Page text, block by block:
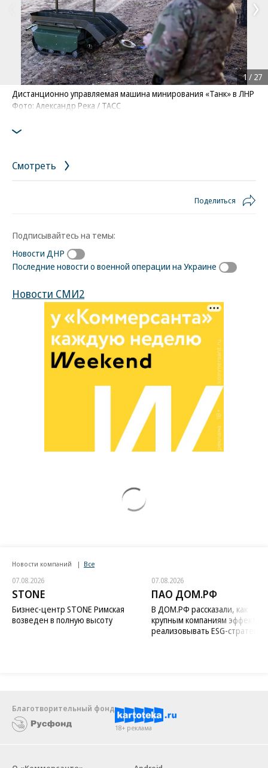
Дистанционно управляемая машина минирования «Танк» в ЛНР
Фото: Александр Река / ТАСС
1/ 27
Смотреть
Поделиться
Подписывайтесь на темы:
Новости ДНР
Последние новости о военной операции на Украине
Новости СМИ2
Новости компаний Все
07.08.2026
STONE
Бизнес-центр STONE Римская
возведен в полную высоту
07.08.2026
ПАО ДОМ.РФ
В ДОМ.РФ рассказали, как
крупным компаниям
реализовывать ESG-стратегию
Благотворительный фонд
18+ реклама